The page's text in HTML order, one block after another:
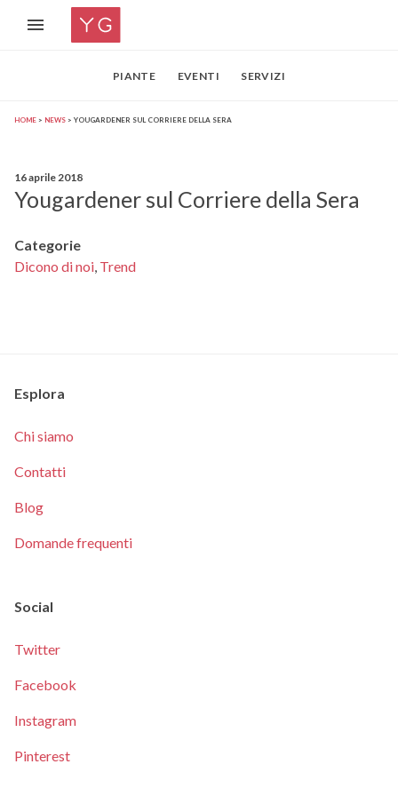
PIANTE EVENTI SERVIZI
HOME NEWS YOUGARDENER SUL CORRIERE DELLA SERA
16 aprile 2018
Yougardener sul Corriere della Sera
Categorie
Dicono di noi, Trend
Esplora
Chi siamo
Contatti
Blog
Domande frequenti
Social
Twitter
Facebook
Instagram
Pinterest